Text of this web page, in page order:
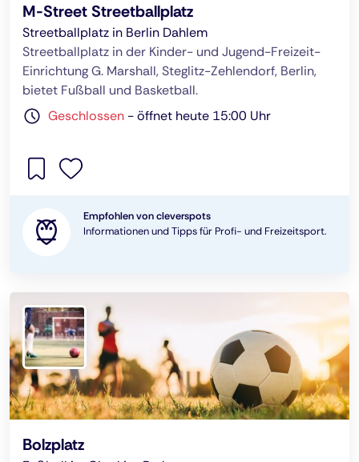
M-Street Streetballplatz
Streetballplatz in Berlin Dahlem
Streetballplatz in der Kinder- und Jugend-Freizeit-
Einrichtung G. Marshall, Steglitz-Zehlendorf, Berlin,
bietet Fußball und Basketball.
Geschlossen -öffnet heute 15:00 Uhr
Empfohlen von cleverspots
Informationen und Tipps für Profi- und Freizeitsport.
Bolzplatz